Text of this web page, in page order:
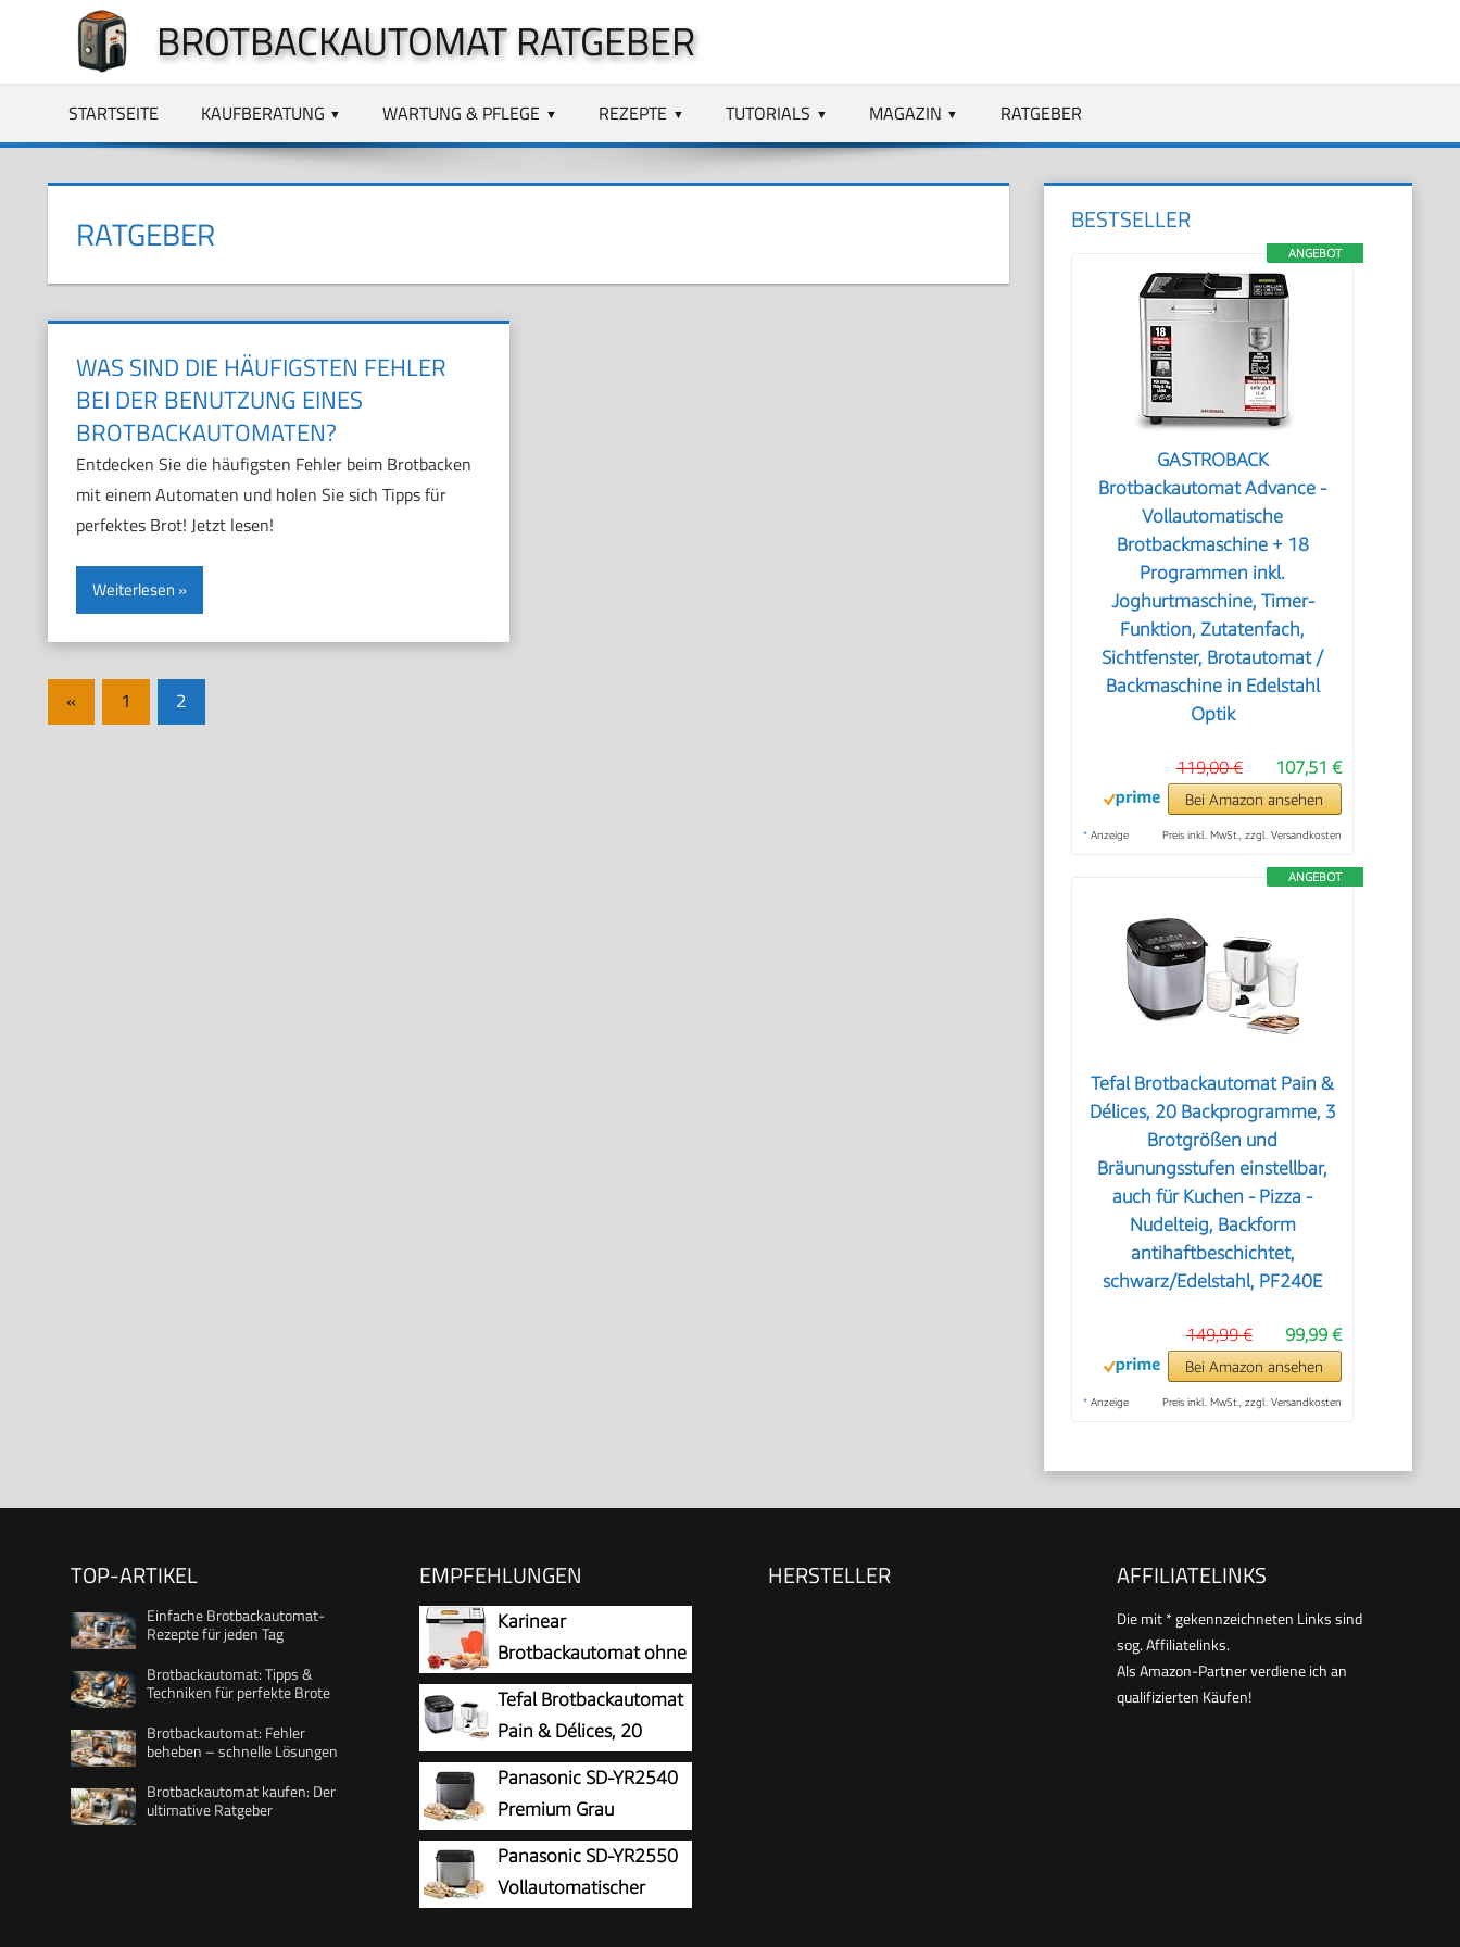
springen
BROTBACKAUTOMAT RATGEBER
STARTSEITE KAUFBERATUNG WARTUNG & PFLEGE REZEPTE TUTORIALS MAGAZIN RATGEBER
RATGEBER
WAS SIND DIE HÄUFIGSTEN FEHLER
BEI DER BENUTZUNG EINES
BROTBACKAUTOMATEN?
Entdecken Sie die häufigsten Fehler beim Brotbacken
mit einem Automaten und holen Sie sich Tipps für
perfektes Brot! Jetzt lesen!
Weiterlesen
Seitennummerierung
« Vorherige
Beiträge
1 2
BESTSELLER
ANGEBOT
GASTROBACK
Brotbackautomat Advance -
Vollautomatische
Brotbackmaschine + 18
Programmen inkl.
Joghurtmaschine, Timer-
Funktion, Zutatenfach,
Sichtfenster, Brotautomat /
Backmaschine in Edelstahl
Optik
107,51 €
119,00 €
Bei Amazon ansehen
* Anzeige Preis inkl. MwSt., zzgl. Versandkosten
ANGEBOT
Tefal Brotbackautomat Pain &
Délices, 20 Backprogramme, 3
Brotgrößen und
Bräunungsstufen einstellbar,
auch für Kuchen - Pizza -
Nudelteig, Backform
antihaftbeschichtet,
schwarz/Edelstahl, PF240E
99,99 €
149,99 €
Bei Amazon ansehen
* Anzeige Preis inkl. MwSt., zzgl. Versandkosten
TOP-ARTIKEL
Einfache Brotbackautomat-
Rezepte für jeden Tag
Brotbackautomat: Tipps &
Techniken für perfekte Brote
Brotbackautomat: Fehler
beheben – schnelle Lösungen
Brotbackautomat kaufen: Der
ultimative Ratgeber
EMPFEHLUNGEN
Karinear
Brotbackautomat ohne
Loch im Brot 20
Programme
Tefal Brotbackautomat
Pain & Délices, 20
Backprogramme, 3
Brotgrößen und Bräunungsstufen
einstellbar, auch für Kuchen -
Pizza - Nudelteig, Backform
antihaftbeschichtet,
Panasonic SD-YR2540
Premium Grau
Vollautomatischer
Brotbackautomat, horizontales
Design und Hefespender, 32
Panasonic SD-YR2550
Vollautomatischer
HERSTELLER AFFILIATELINKS
Die mit * gekennzeichneten Links sind
sog. Affiliatelinks.
Als Amazon-Partner verdiene ich an
qualifizierten Käufen!